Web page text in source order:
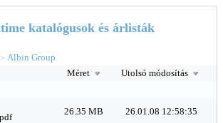
katalógusok és árlisták
> Albin Group
Méret
Utolsó módosítás
26.35 MB
26.01.08 12:58:35